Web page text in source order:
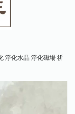
淨化水晶 淨化磁場 祈